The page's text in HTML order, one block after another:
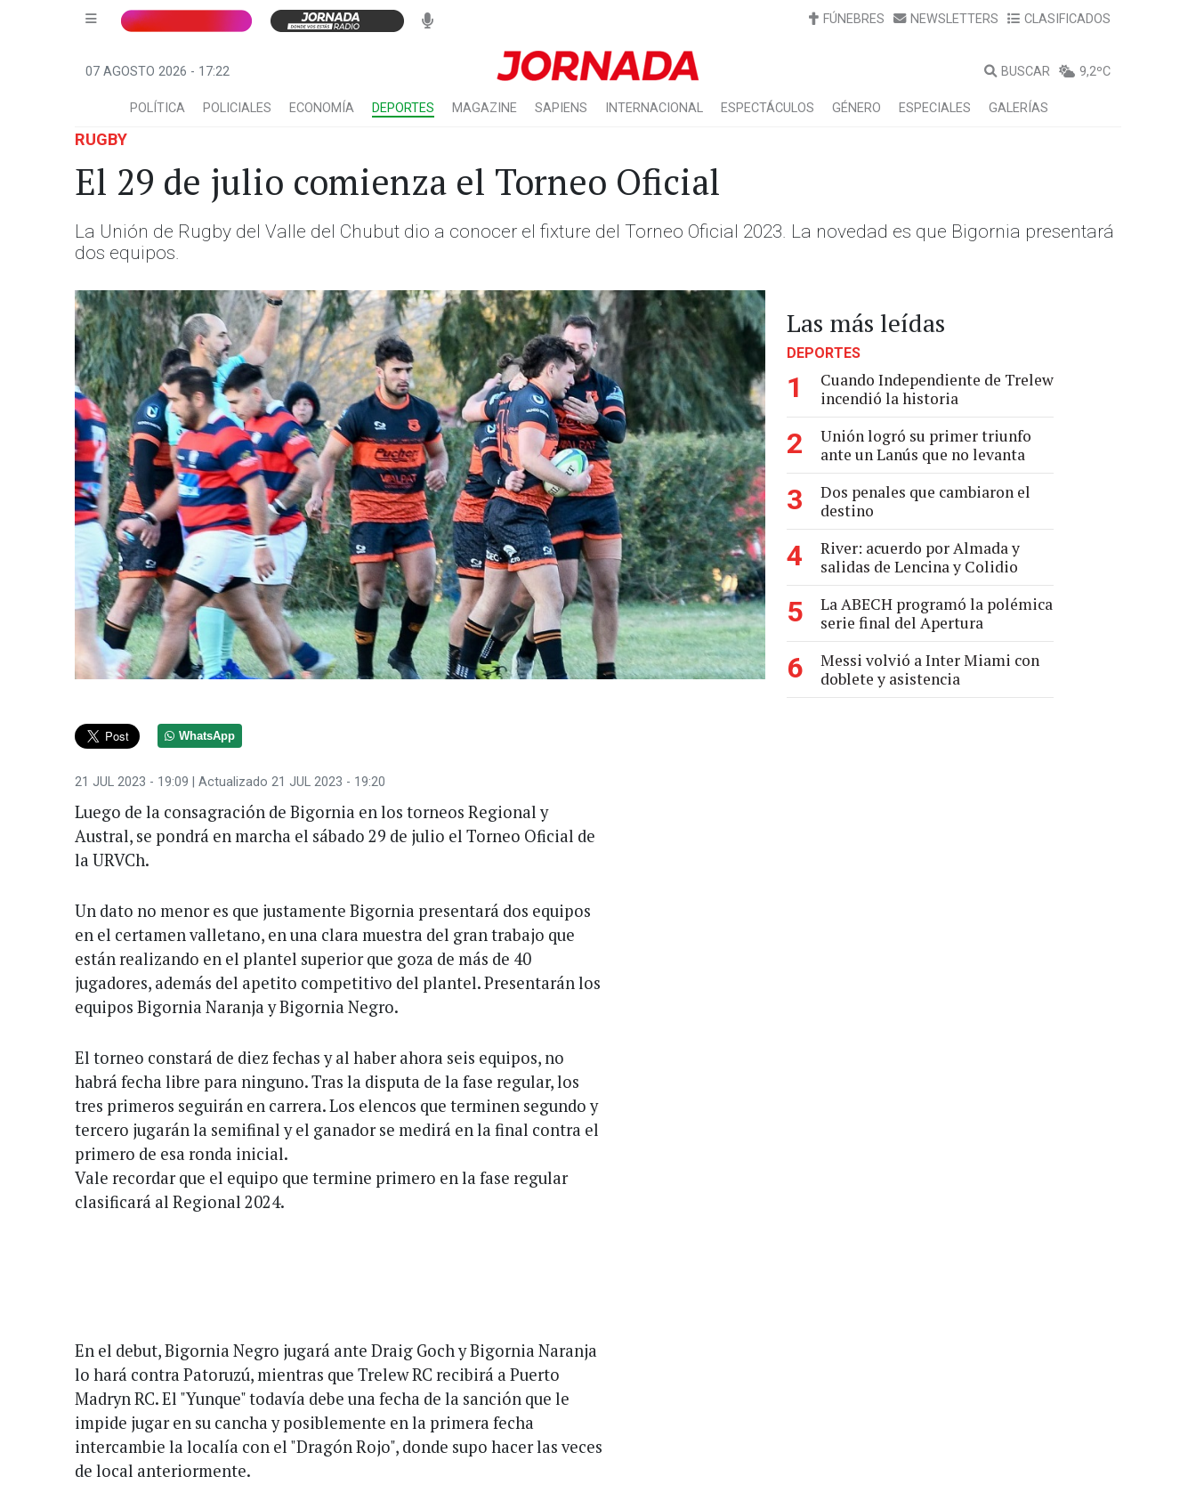
FÚNEBRES NEWSLETTERS CLASIFICADOS
07 AGOSTO 2026 - 17:22 BUSCAR 9,2ºC
POLÍTICA POLICIALES ECONOMÍA DEPORTES MAGAZINE SAPIENS INTERNACIONAL ESPECTÁCULOS GÉNERO ESPECIALES GALERÍAS
RUGBY
El 29 de julio comienza el Torneo Oficial
La Unión de Rugby del Valle del Chubut dio a conocer el fixture del Torneo Oficial 2023. La novedad es que Bigornia presentará
dos equipos.
WhatsApp
21 JUL 2023 - 19:09 | Actualizado 21 JUL 2023 - 19:20
Luego de la consagración de Bigornia en los torneos Regional y
Austral, se pondrá en marcha el sábado 29 de julio el Torneo Oficial de
la URVCh.
Un dato no menor es que justamente Bigornia presentará dos equipos
en el certamen valletano, en una clara muestra del gran trabajo que
están realizando en el plantel superior que goza de más de 40
jugadores, además del apetito competitivo del plantel. Presentarán los
equipos Bigornia Naranja y Bigornia Negro.
El torneo constará de diez fechas y al haber ahora seis equipos, no
habrá fecha libre para ninguno. Tras la disputa de la fase regular, los
tres primeros seguirán en carrera. Los elencos que terminen segundo y
tercero jugarán la semifinal y el ganador se medirá en la final contra el
primero de esa ronda inicial.
Vale recordar que el equipo que termine primero en la fase regular
clasificará al Regional 2024.
En el debut, Bigornia Negro jugará ante Draig Goch y Bigornia Naranja
lo hará contra Patoruzú, mientras que Trelew RC recibirá a Puerto
Madryn RC. El "Yunque" todavía debe una fecha de la sanción que le
impide jugar en su cancha y posiblemente en la primera fecha
intercambie la localía con el "Dragón Rojo", donde supo hacer las veces
de local anteriormente.
Las más leídas
DEPORTES
1
Cuando Independiente de Trelew
incendió la historia
2
Unión logró su primer triunfo
ante un Lanús que no levanta
3
Dos penales que cambiaron el
destino
4
River: acuerdo por Almada y
salidas de Lencina y Colidio
5
La ABECH programó la polémica
serie final del Apertura
6
Messi volvió a Inter Miami con
doblete y asistencia